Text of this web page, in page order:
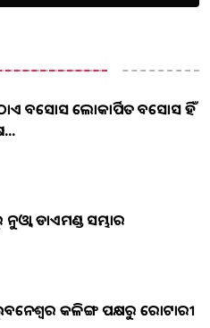
ଅବସୋସ ଲୋକାର୍ପିତ ଅବସୋସ ହିଁ
ଡାଏମଣ୍ଡ ସମ୍ଭାର
କଳିଙ୍ଗ ପକ୍ଷରୁ ରୋଟାରୀ